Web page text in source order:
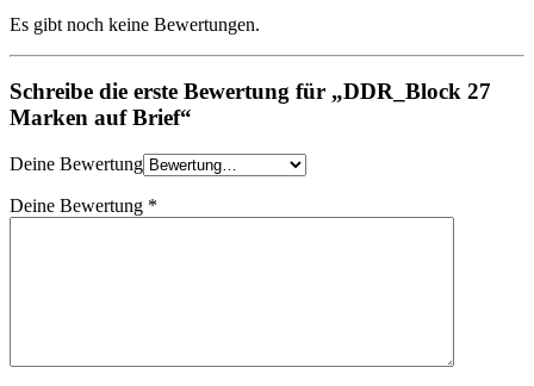
Es gibt noch keine Bewertungen.
Schreibe die erste Bewertung für „DDR_Block 27
Marken auf Brief“
Deine Bewertung
Deine Bewertung *